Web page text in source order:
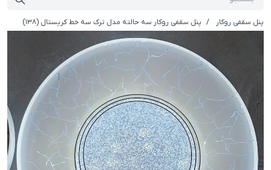
پنل سقفی روکار / پنل سقفی روکار سه حالته مدل ترک سه خط کریستال (138)